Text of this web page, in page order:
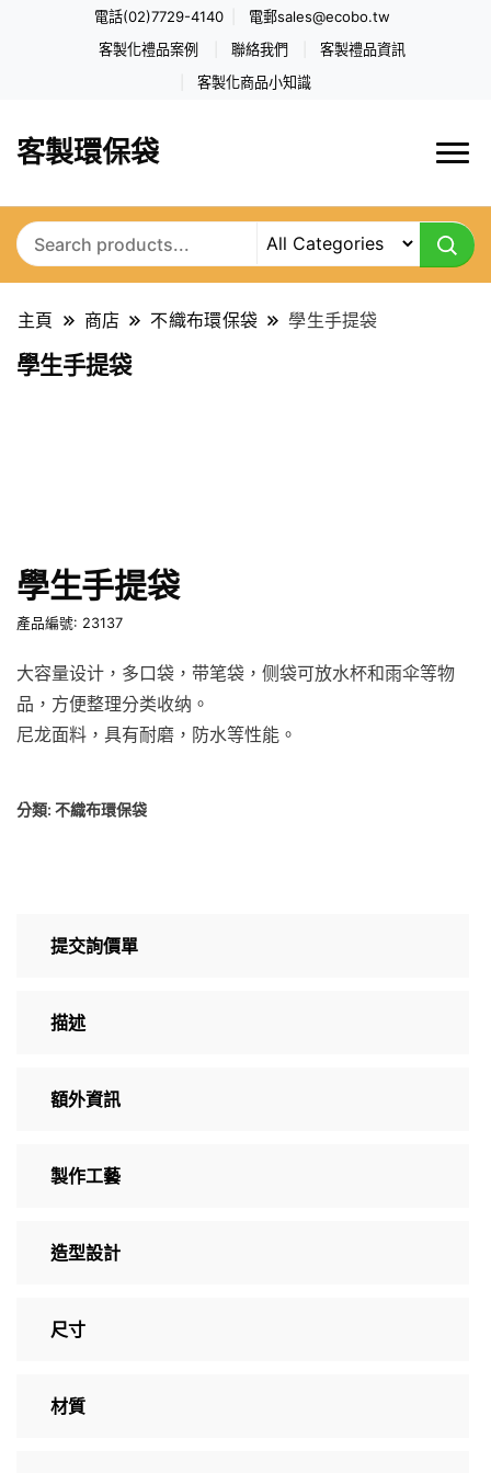
電話(02)7729-4140 電郵sales@ecobo.tw
客製化禮品案例 聯絡我們 客製禮品資訊
客製化商品小知識
客製環保袋
主頁 商店 不織布環保袋 學生手提袋
學生手提袋
學生手提袋
產品編號: 23137
大容量设计，多口袋，带笔袋，侧袋可放水杯和雨伞等物
品，方便整理分类收纳。
尼龙面料，具有耐磨，防水等性能。
分類: 不織布環保袋
提交詢價單
描述
額外資訊
製作工藝
造型設計
尺寸
材質